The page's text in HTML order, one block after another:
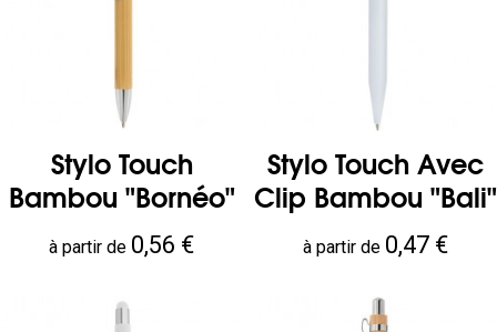
Stylo Touch
Bambou "Bornéo"
Prix
à partir de 0,56 €
Stylo Touch Avec
Clip Bambou "Bali"
Prix
à partir de 0,47 €